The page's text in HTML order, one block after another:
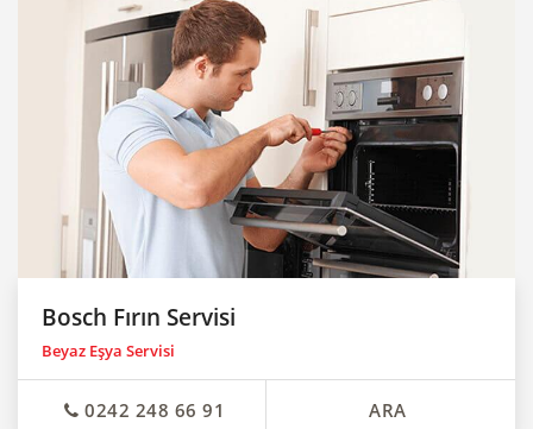
Bosch Fırın Servisi
Beyaz Eşya Servisi
0242 248 66 91 ARA